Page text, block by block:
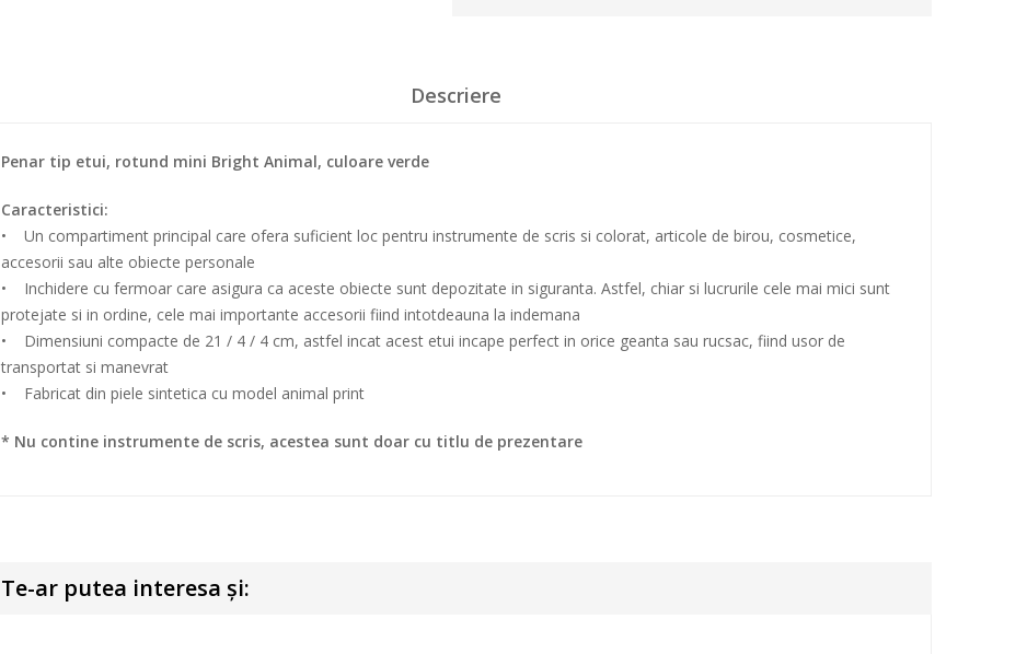
Descriere
Penar tip etui, rotund mini Bright Animal, culoare verde
Caracteristici:
• Un compartiment principal care ofera suficient loc pentru instrumente de scris si colorat, articole de birou, cosmetice,
accesorii sau alte obiecte personale
• Inchidere cu fermoar care asigura ca aceste obiecte sunt depozitate in siguranta. Astfel, chiar si lucrurile cele mai mici sunt
protejate si in ordine, cele mai importante accesorii fiind intotdeauna la indemana
• Dimensiuni compacte de 21 / 4 / 4 cm, astfel incat acest etui incape perfect in orice geanta sau rucsac, fiind usor de
transportat si manevrat
• Fabricat din piele sintetica cu model animal print
* Nu contine instrumente de scris, acestea sunt doar cu titlu de prezentare
Te-ar putea interesa și: